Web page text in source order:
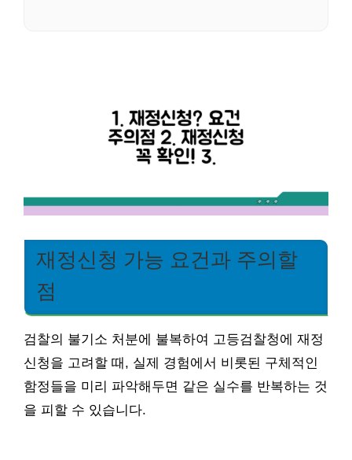
재정신청 가능 요건과 주의할
점
검찰의 불기소 처분에 불복하여 고등검찰청에 재정
신청을 고려할 때, 실제 경험에서 비롯된 구체적인
함정들을 미리 파악해두면 같은 실수를 반복하는 것
을 피할 수 있습니다.